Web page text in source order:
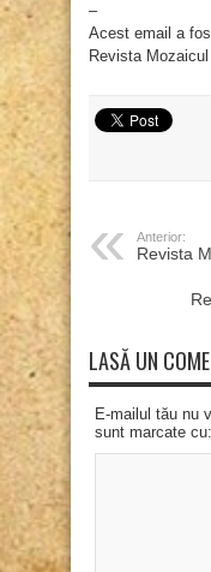
–
Acest email a
Revista
Anterior:
Revista
LASĂ UN
E-mailul tău nu
sunt marcate cu: